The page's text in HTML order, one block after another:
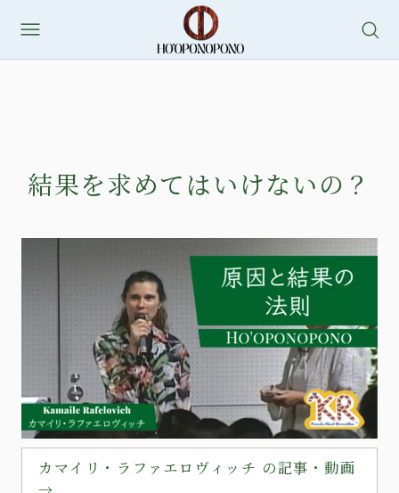
結果を求めてはいけないの？
カマイリ・ラファエロヴィッチ の記事・動画